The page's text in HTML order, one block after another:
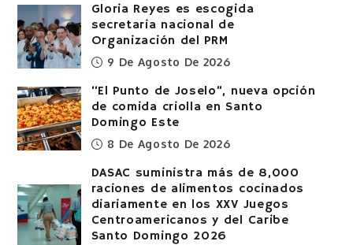
Gloria Reyes es escogida
secretaria nacional de
Organización del PRM
9 De Agosto De 2026
“El Punto de Joselo”, nueva opción
de comida criolla en Santo
Domingo Este
8 De Agosto De 2026
DASAC suministra más de 8,000
raciones de alimentos cocinados
diariamente en los XXV Juegos
Centroamericanos y del Caribe
Santo Domingo 2026